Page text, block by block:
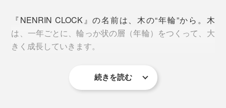
『NENRIN CLOCK』の名前は、木の“年輪”から。木
は、一年ごとに、輪っか状の層（年輪）をつくって、大
きく成長していきます。
続きを読む